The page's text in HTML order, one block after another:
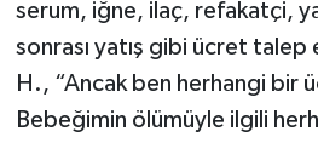
serum, iğne, ilaç, refakatçi,
sonrası yatış gibi ücret
H., “Ancak ben herhangi bir
Bebeğimin ölümüyle ilgili